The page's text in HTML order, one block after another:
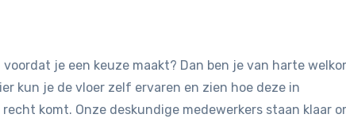
je een keuze maakt? Dan ben je van harte
kun je de vloer zelf ervaren en zien hoe deze in
komt. Onze deskundige medewerkers staan klaar